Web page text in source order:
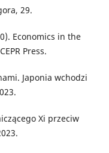
29.
Economics in the
Press.
Japonia wchodzi
Xi przeciw